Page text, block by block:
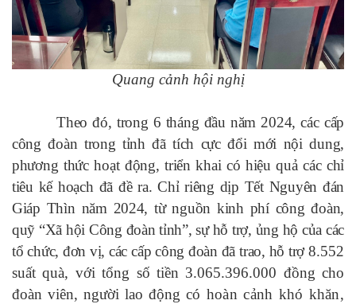
Quang cảnh hội nghị
Theo đó, trong 6 tháng đầu năm 2024, các cấp
công đoàn trong tỉnh đã tích cực đổi mới nội dung,
phương thức hoạt động, triển khai có hiệu quả các chỉ
tiêu kế hoạch đã đề ra. Chỉ riêng dịp Tết Nguyên đán
Giáp Thìn năm 2024, từ nguồn kinh phí công đoàn,
quỹ “Xã hội Công đoàn tỉnh”, sự hỗ trợ, ủng hộ của các
tổ chức, đơn vị, các cấp công đoàn đã trao, hỗ trợ8.552
suất quà, với tổng số tiền 3.065.396.000 đồng cho
đoàn viên, người lao động có hoàn cảnh khó khăn,